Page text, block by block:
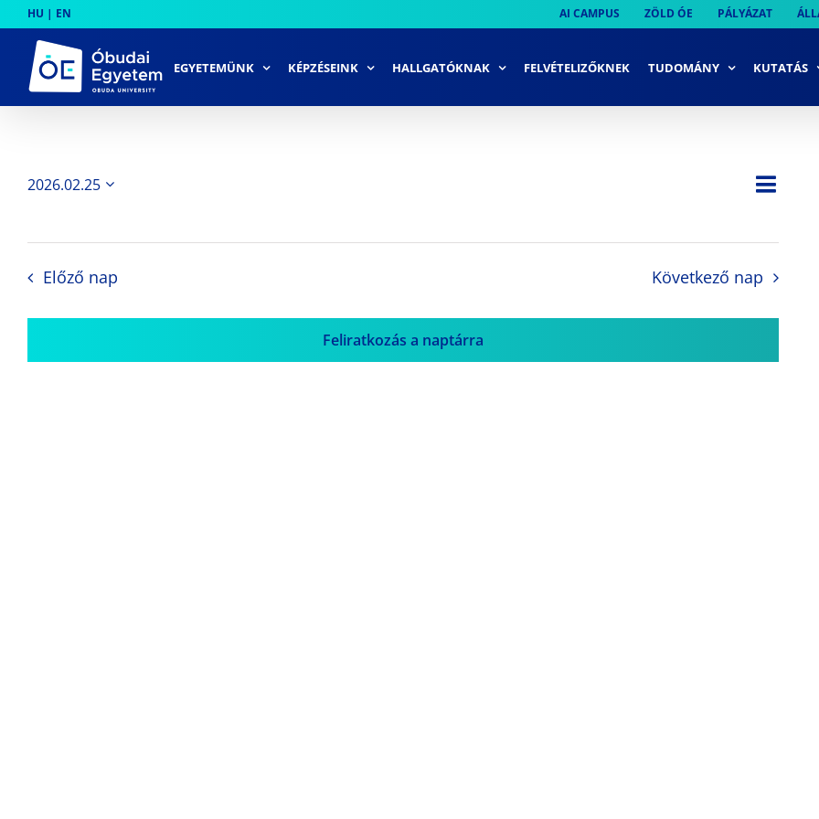
to
content
HU | EN AI CAMPUS ZÖLD ÓE PÁLYÁZAT
EGYETEMÜNK KÉPZÉSEINK HALLGATÓKNAK FELVÉTELIZŐKNEK TUDOMÁNY KUTATÁS
Nap
2026.02.25
Előző nap Következő nap
Feliratkozás a naptárra